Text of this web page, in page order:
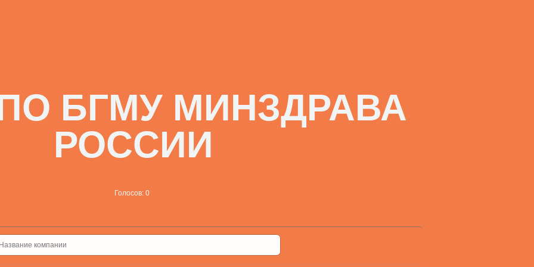
БГМУ МИНЗДРАВА
РОССИИ
Голосов: 0